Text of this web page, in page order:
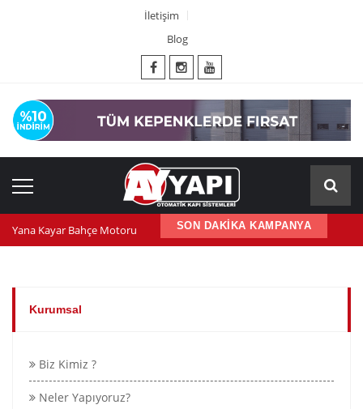
İletişim
Blog
SON DAKİKA KAMPANYA
Yana Kayar Bahçe Motoru
Kurumsal
Biz Kimiz ?
Neler Yapıyoruz?